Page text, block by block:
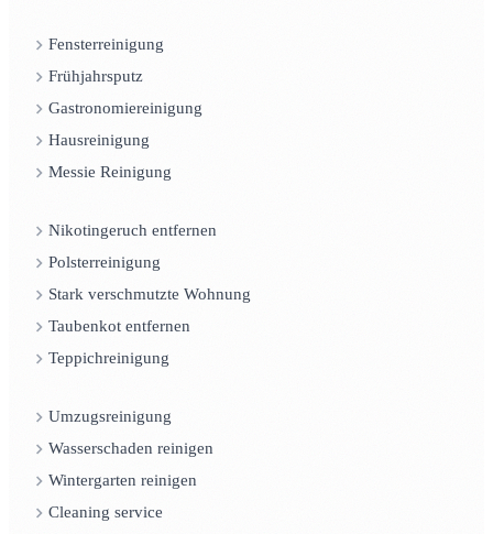
Fensterreinigung
Frühjahrsputz
Gastronomiereinigung
Hausreinigung
Messie Reinigung
Nikotingeruch entfernen
Polsterreinigung
Stark verschmutzte Wohnung
Taubenkot entfernen
Teppichreinigung
Umzugsreinigung
Wasserschaden reinigen
Wintergarten reinigen
Cleaning service